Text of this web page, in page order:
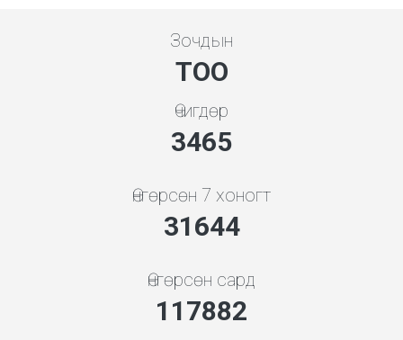
Зочдын
ТОО
Өчигдөр
3865
Өнгөрсөн 7 хоногт
35295
Өнгөрсөн сард
131484